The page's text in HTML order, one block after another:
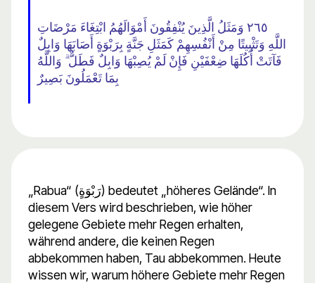
٢٦٥ وَمَثَلُ الَّذِينَ يُنْفِقُونَ أَمْوَالَهُمُ ابْتِغَاءَ مَرْضَاتِ
اللَّهِ وَتَثْبِيتًا مِنْ أَنْفُسِهِمْ كَمَثَلِ جَنَّةٍ بِرَبْوَةٍ أَصَابَهَا وَابِلٌ
فَآتَتْ أُكُلَهَا ضِعْفَيْنِ فَإِنْ لَمْ يُصِبْهَا وَابِلٌ فَطَلٌّ ۗ وَاللَّهُ
بِمَا تَعْمَلُونَ بَصِيرٌ
„Rabua“ (رَبْوَةٍ) bedeutet „höheres Gelände“. In
diesem Vers wird beschrieben, wie höher
gelegene Gebiete mehr Regen erhalten,
während andere, die keinen Regen
abbekommen haben, Tau abbekommen. Heute
wissen wir, warum höhere Gebiete mehr Regen